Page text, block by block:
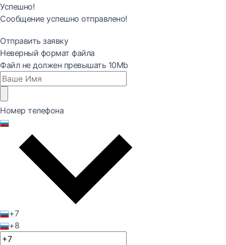
Успешно!
Сообщение успешно отправлено!
Отправить заявку
Неверный формат файла
Файл не должен превышать 10Mb
Номер телефона
+7
+8